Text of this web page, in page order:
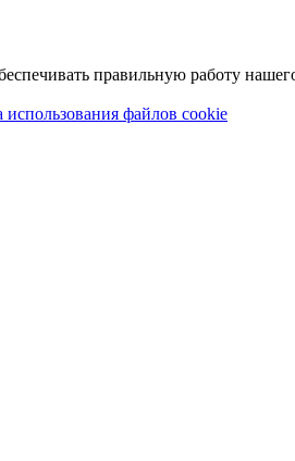
правильную работу
использования файлов cookie